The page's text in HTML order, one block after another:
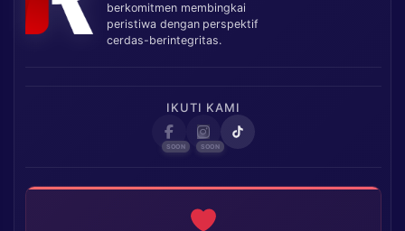
berkomitmen membingkai
peristiwa dengan perspektif
cerdas-berintegritas.
IKUTI KAMI